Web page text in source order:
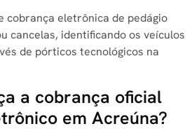
cobrança eletrônica de pedágio
cancelas, identificando os veículos
de pórticos tecnológicos na
a cobrança oficial
em Acreúna?